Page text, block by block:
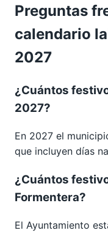
Preguntas
calendario
2027
¿Cuántos
2027?
En 2027 el
que incluyen días
¿Cuántos
Formentera?
El Ayuntamiento